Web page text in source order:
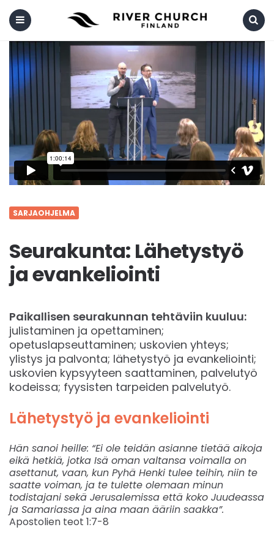
Menu Search
SARJAOHJELMA
Seurakunta: Lähetystyö
ja evankeliointi
Paikallisen seurakunnan tehtäviin kuuluu:
julistaminen ja opettaminen;
opetuslapseuttaminen; uskovien yhteys;
ylistys ja palvonta; lähetystyö ja evankeliointi;
uskovien kypsyyteen saattaminen, palvelutyö
kodeissa; fyysisten tarpeiden palvelutyö.
Lähetystyö ja evankeliointi
Hän sanoi heille: “Ei ole teidän asianne tietää aikoja
eikä hetkiä, jotka Isä oman valtansa voimalla on
asettanut, vaan, kun Pyhä Henki tulee teihin, niin te
saatte voiman, ja te tulette olemaan minun
todistajani sekä Jerusalemissa että koko Juudeassa
ja Samariassa ja aina maan ääriin saakka”.
Apostolien teot 1:7-8